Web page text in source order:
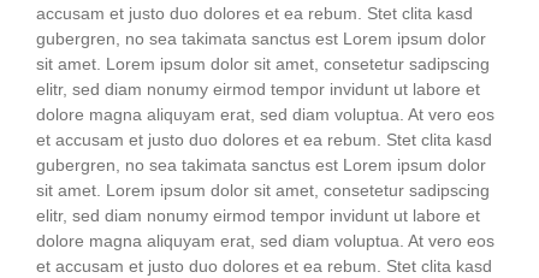
accu­sam et jus­to duo dolo­res et ea rebum. Stet cli­ta kasd
guber­gren, no sea taki­ma­ta sanc­tus est Lorem ipsum dolor
sit amet. Lorem ipsum dolor sit amet, con­sete­tur sadipscing
elitr, sed diam nonumy eirm­od tem­por invidunt ut labo­re et
dolo­re magna ali­quyam erat, sed diam volup­tua. At vero eos
et accu­sam et jus­to duo dolo­res et ea rebum. Stet cli­ta kasd
guber­gren, no sea taki­ma­ta sanc­tus est Lorem ipsum dolor
sit amet. Lorem ipsum dolor sit amet, con­sete­tur sadipscing
elitr, sed diam nonumy eirm­od tem­por invidunt ut labo­re et
dolo­re magna ali­quyam erat, sed diam volup­tua. At vero eos
et accu­sam et jus­to duo dolo­res et ea rebum. Stet cli­ta kasd